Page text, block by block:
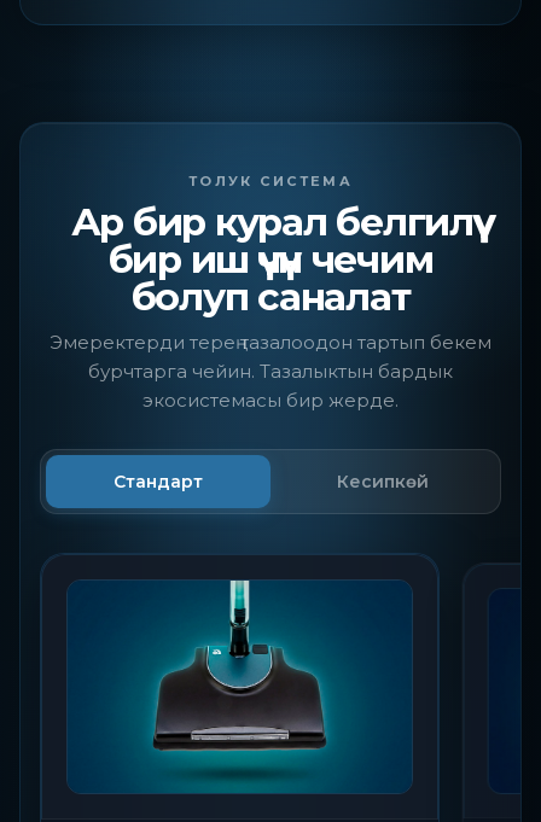
ТОЛУК СИСТЕМА
Ар бир курал белгилүү
бир иш үчүн чечим
болуп саналат
Эмеректерди терең тазалоодон тартып бекем
бурчтарга чейин. Тазалыктын бардык
экосистемасы бир жерде.
Стандарт Кесипкөй